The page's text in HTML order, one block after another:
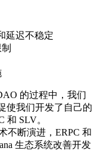
延迟不稳定
的过程中，我们
使我们开发了自己的
和 SLV。
不断演进，ERPC 和
生态系统改善开发